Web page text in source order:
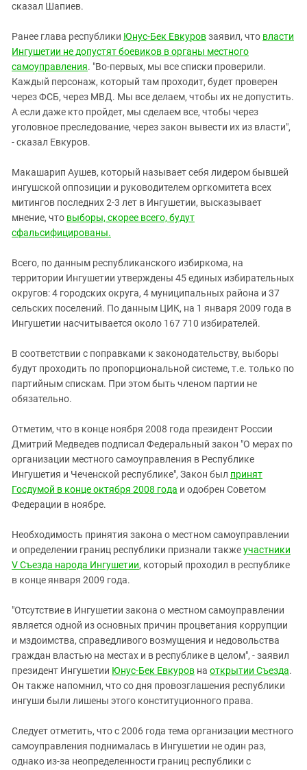
сказал Шапиев.
Ранее глава республики Юнус-Бек Евкуровзаявил, что власти
Ингушетии не допустят боевиков в органы местного
самоуправления. "Во-первых, мы все списки проверили.
Каждый персонаж, который там проходит, будет проверен
через ФСБ, через МВД. Мы все делаем, чтобы их не допустить.
А если даже кто пройдет, мы сделаем все, чтобы через
уголовное преследование, через закон вывести их из власти",
- сказал Евкуров.
Макашарип Аушев, который называет себя лидером бывшей
ингушской оппозиции и руководителем оргкомитета всех
митингов последних 2-3 лет в Ингушетии, высказывает
мнение, что выборы, скорее всего, будут
сфальсифицированы.
Всего, по данным республиканского избиркома, на
территории Ингушетии утверждены 45 единых избирательных
округов: 4 городских округа, 4 муниципальных района и 37
сельских поселений. По данным ЦИК, на 1 января 2009 года в
Ингушетии насчитывается около 167 710 избирателей.
В соответствии с поправками к законодательству, выборы
будут проходить по пропорциональной системе, т.е. только по
партийным спискам. При этом быть членом партии не
обязательно.
Отметим, что в конце ноября 2008 года президент России
Дмитрий Медведев подписал Федеральный закон "О мерах по
организации местного самоуправления в Республике
Ингушетия и Чеченской республике", Закон был принят
Госдумой в конце октября 2008 года и одобрен Советом
Федерации в ноябре.
Необходимость принятия закона о местном самоуправлении
и определении границ республики признали такжеучастники
V Съезда народа Ингушетии, который проходил в республике
в конце января 2009 года.
"Отсутствие в Ингушетии закона о местном самоуправлении
является одной из основных причин процветания коррупции
и мздоимства, справедливого возмущения и недовольства
граждан властью на местах и в республике в целом", - заявил
президент Ингушетии Юнус-Бек Евкуров на открытии Съезда.
Он также напомнил, что со дня провозглашения республики
ингуши были лишены этого конституционного права.
Следует отметить, что с 2006 года тема организации местного
самоуправления поднималась в Ингушетии не один раз,
однако из-за неопределенности границ республики с